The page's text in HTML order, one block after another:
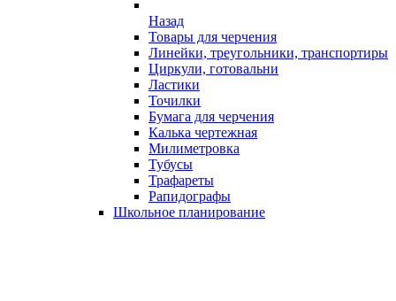
Назад
Товары для черчения
Линейки, треугольники, транспортиры
Циркули, готовальни
Ластики
Точилки
Бумага для черчения
Калька чертежная
Милиметровка
Тубусы
Трафареты
Рапидографы
Школьное планирование